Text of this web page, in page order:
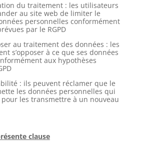
du traitement : les utilisateurs
au site web de limiter le
personnelles conformément
par le RGPD
au traitement des données : les
s’opposer à ce que ses données
aux hypothèses
: ils peuvent réclamer que le
les données personnelles qui
les transmettre à un nouveau
clause